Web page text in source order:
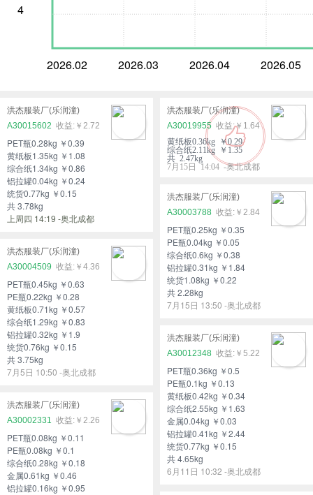
4
2026.02 2026.03 2026.04 2026.05
洪杰服装厂(乐润潼)
A30015602
￥2.72
PET瓶0.28kg ￥0.39
黄纸板1.35kg ￥1.08
综合纸1.34kg ￥0.86
铝拉罐0.04kg ￥0.24
统货0.77kg ￥0.15
共 3.78kg
上周四 14:19 -奥北成都
洪杰服装厂(乐润潼)
A30019955
￥1.64
黄纸板0.36kg ￥0.29
综合纸2.11kg ￥1.35
共 2.47kg
7月15日 14:04 -奥北成都
洪杰服装厂(乐润潼)
A30003788
￥2.84
PET瓶0.25kg ￥0.35
PE瓶0.04kg ￥0.05
综合纸0.6kg ￥0.38
铝拉罐0.31kg ￥1.84
统货1.08kg ￥0.22
共 2.28kg
7月15日 13:50 -奥北成都
洪杰服装厂(乐润潼)
A30004509
￥4.36
PET瓶0.45kg ￥0.63
PE瓶0.22kg ￥0.28
黄纸板0.71kg ￥0.57
综合纸1.29kg ￥0.83
铝拉罐0.32kg ￥1.9
统货0.76kg ￥0.15
共 3.75kg
7月5日 10:50 -奥北成都
洪杰服装厂(乐润潼)
A30012348
￥5.22
PET瓶0.36kg ￥0.5
PE瓶0.1kg ￥0.13
黄纸板0.42kg ￥0.34
综合纸2.55kg ￥1.63
金属0.04kg ￥0.03
铝拉罐0.41kg ￥2.44
统货0.77kg ￥0.15
共 4.65kg
6月11日 10:32 -奥北成都
洪杰服装厂(乐润潼)
A30002331
￥2.26
PET瓶0.08kg ￥0.11
PE瓶0.08kg ￥0.1
综合纸0.28kg ￥0.18
金属0.61kg ￥0.46
铝拉罐0.16kg ￥0.95